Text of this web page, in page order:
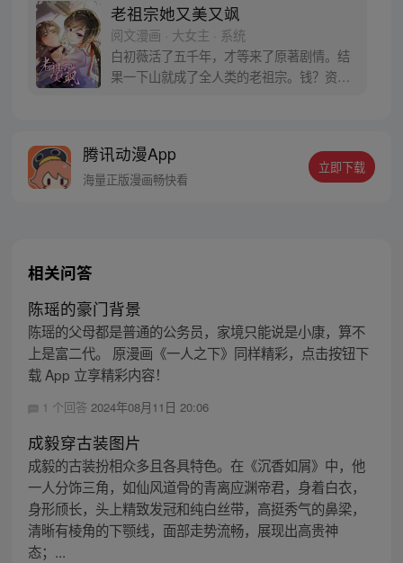
老祖宗她又美又飒
阅文漫画 · 大女主 · 系统
白初薇活了五千年，才等来了原著剧情。结
果一下山就成了全人类的老祖宗。钱？资产
小屁孩，白初薇本来只是想吸取他的灵气，
却没想到把自己搭了进去……
腾讯动漫App
海量正版漫画畅快看
立即下载
相关问答
陈瑶的豪门背景
陈瑶的父母都是普通的公务员，家境只能说是小康，算不
上是富二代。 原漫画《一人之下》同样精彩，点击按钮下
载 App 立享精彩内容！
1 个回答 2024年08月11日 20:06
成毅穿古装图片
成毅的古装扮相众多且各具特色。在《沉香如屑》中，他
一人分饰三角，如仙风道骨的青离应渊帝君，身着白衣，
身形颀长，头上精致发冠和纯白丝带，高挺秀气的鼻梁，
清晰有棱角的下颚线，面部走势流畅，展现出高贵神
态；...